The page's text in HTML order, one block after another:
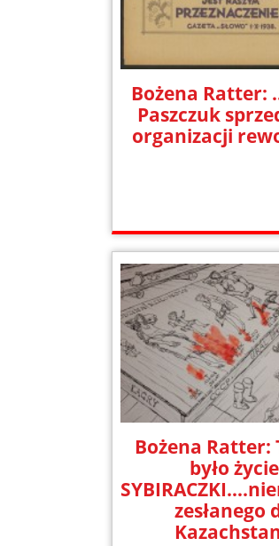
Bożena Ratter:
Paszczuk
organizacji
Bożena Ratter:
było życie
zesłanego